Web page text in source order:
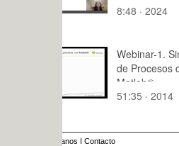
8:48 · 2024
Webinar-1. Simulación
de Procesos con
51:35 · 2014